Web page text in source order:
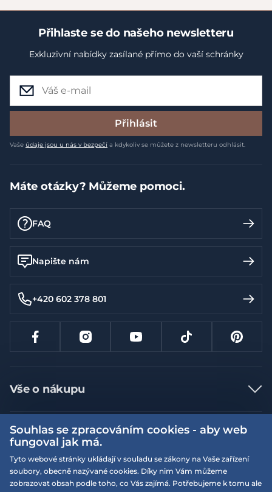
Přihlaste se do našeho newsletteru
Exkluzivní nabídky zasílané přímo do vaší schránky
Přihlásit
Vaše údaje jsou u nás v bezpečí a kdykoliv se můžete z newsletteru odhlásit.
Máte otázky? Můžeme pomoci.
FAQ
Napište nám
+420 602 378 801
Vše o nákupu
Jak nakupovat
Nejčastější dotazy
Doprava a platba
Vrácení a výměna zboží
Více informací
Obchodní podmínky
Podmínky EQS věrnostního klubu
Naše prodejny
Souhlas se zpracováním cookies - aby web
fungoval jak má.
Tyto webové stránky ukládají v souladu se zákony na Vaše zařízení
soubory, obecně nazývané cookies. Díky nim Vám můžeme
zobrazovat obsah podle toho, co Vás zajímá. Potřebujeme k tomu ale